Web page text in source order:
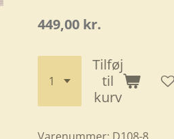
449,00 kr.
Tilføj
til
kurv